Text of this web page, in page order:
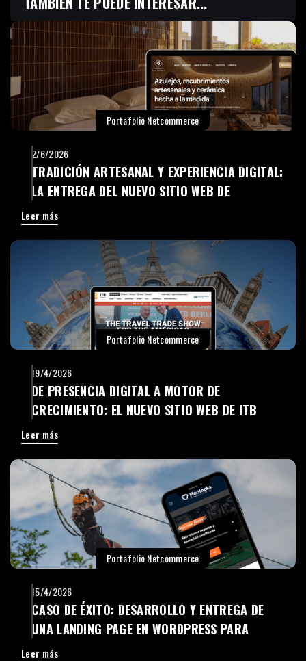
Portafolio Netcommerce
2/6/2026
TRADICIÓN ARTESANAL Y EXPERIENCIA DIGITAL:
LA ENTREGA DEL NUEVO SITIO WEB DE
CERÁMICA SAN PEDRO
Leer más
Portafolio Netcommerce
19/4/2026
DE PRESENCIA DIGITAL A MOTOR DE
CRECIMIENTO: EL NUEVO SITIO WEB DE ITB
AMERICAS
Leer más
Portafolio Netcommerce
15/4/2026
CASO DE ÉXITO: DESARROLLO Y ENTREGA DE
UNA LANDING PAGE EN WORDPRESS PARA
HOOLOCKS
Leer más